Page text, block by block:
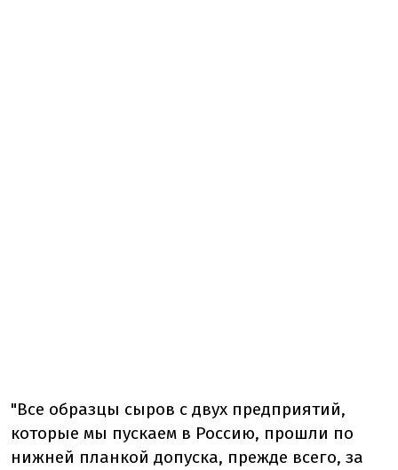
"Все образцы сыров с двух предприятий,
которые мы пускаем в Россию, прошли по
нижней планкой допуска, прежде всего, за